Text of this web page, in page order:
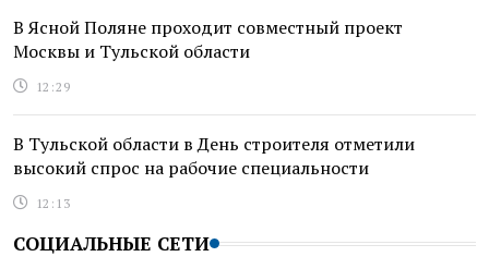
В Ясной Поляне проходит совместный проект
Москвы и Тульской области
12:29
В Тульской области в День строителя отметили
высокий спрос на рабочие специальности
12:13
СОЦИАЛЬНЫЕ СЕТИ